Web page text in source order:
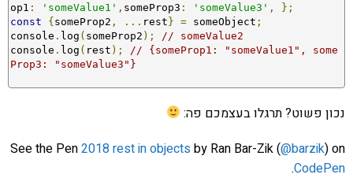
op1 : 'someValue1' , someProp3 : 'someValue3' ,
};
const
{someProp2 , ... rest} = someObject ;
console . log ( someProp2 );
// someValue2
console . log ( rest );
// {someProp1: "someValue1", some
Prop3: "someValue3"}
נכון פשוט? תרגלו בעצמכם פה:
See the Pen2018 rest in objects by Ran Bar-Zik (@barzik) on
CodePen
.